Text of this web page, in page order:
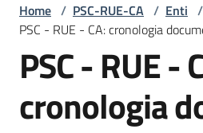
Rue-
Home / PSC-RUE-CA / Enti /
PSC - RUE - CA: cronologia
PSC - RUE -
cronologia